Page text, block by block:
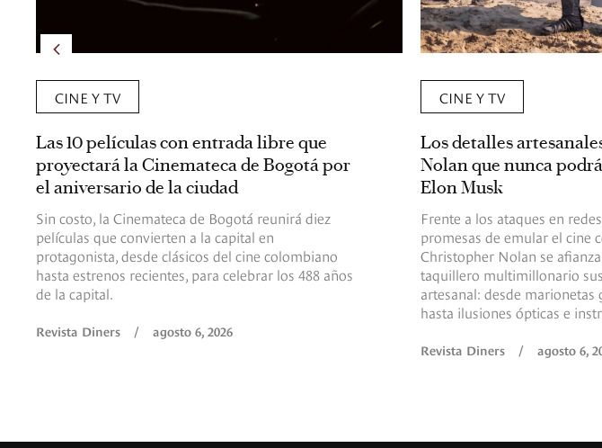
CINE Y TV
Las 10 películas con entrada libre que
proyectará la Cinemateca de Bogotá por
el aniversario de la ciudad
Sin costo, la Cinemateca de Bogotá reunirá diez
películas que convierten a la capital en
protagonista, desde clásicos del cine colombiano
hasta estrenos recientes, para celebrar los 488 años
de la capital.
Revista Diners / agosto 6, 2026
CINE Y TV
Los detalles
Nolan que nunca
Elon Musk
Frente a los ataques en
promesas de emular el cine
Christopher Nolan se
taquillero multimillonario
artesanal: desde marionetas
hasta ilusiones ópticas e
Revista Diners / agosto 6,